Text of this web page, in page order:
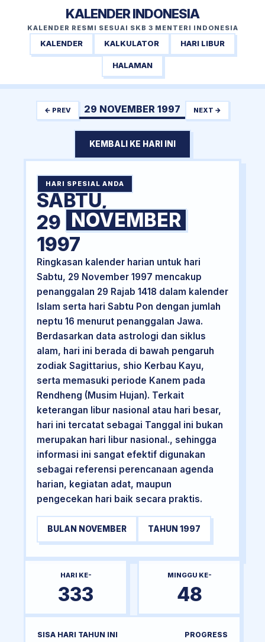
KALENDER INDONESIA
KALENDER RESMI SESUAI SKB 3 MENTERI INDONESIA
KALENDER KALKULATOR HARI LIBUR
HALAMAN
← PREV 29 NOVEMBER 1997 NEXT →
KEMBALI KE HARI INI
HARI SPESIAL ANDA
SABTU,
29 NOVEMBER
1997
Ringkasan kalender harian untuk hari
Sabtu, 29 November 1997 mencakup
penanggalan 29 Rajab 1418 dalam kalender
Islam serta hari Sabtu Pon dengan jumlah
neptu 16 menurut penanggalan Jawa.
Berdasarkan data astrologi dan siklus
alam, hari ini berada di bawah pengaruh
zodiak Sagittarius, shio Kerbau Kayu,
serta memasuki periode Kanem pada
Rendheng (Musim Hujan). Terkait
keterangan libur nasional atau hari besar,
hari ini tercatat sebagai Tanggal ini bukan
merupakan hari libur nasional., sehingga
informasi ini sangat efektif digunakan
sebagai referensi perencanaan agenda
harian, kegiatan adat, maupun
pengecekan hari baik secara praktis.
BULAN NOVEMBER TAHUN 1997
HARI KE-
333
MINGGU KE-
48
SISA HARI TAHUN INI PROGRESS